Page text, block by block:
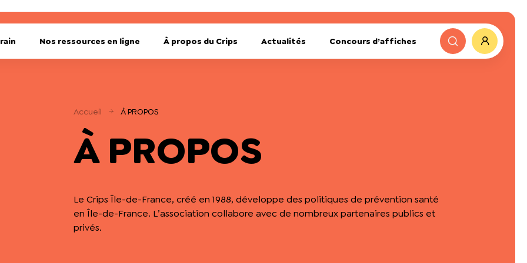
Nos ressources en ligne À propos du Crips Actualités Concours d’affiches
Accueil À PROPOS
À PROPOS
Le Crips Île-de-France, créé en 1988, développe des politiques de prévention santé
en Île-de-France. L’association collabore avec de nombreux partenaires publics et
privés.